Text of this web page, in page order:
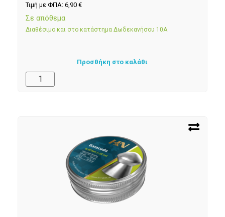
Τιμή με ΦΠΑ: 6,90 €
Σε απόθεμα
Διαθέσιμο και στο κατάστημα Δωδεκανήσου 10Α
Προσθήκη στο καλάθι